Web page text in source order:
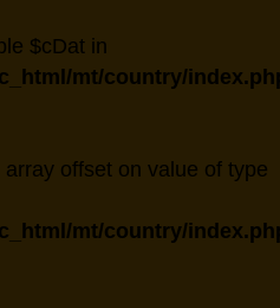
$cDat in
mt/country/
offset on value of type
mt/country/